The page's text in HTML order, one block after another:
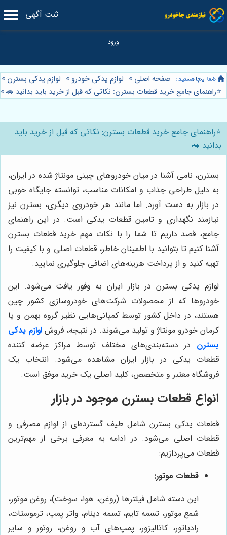
ثبت آگهی
صفحه اصلی » لوازم یدکی خودرو » لوازم یدکی بسترن »
⭐️راهنمای جامع خرید قطعات بسترن: نکاتی که قبل از خرید باید بدانید 🚗»
⭐️راهنمای جامع خرید قطعات بسترن: نکاتی که قبل از خرید باید
بدانید 🚗
بسترن، نامی آشنا در میان خودروهای چینی مونتاژ شده در ایران،
به دلیل طراحی جذاب و امکانات مناسب، توانسته جایگاه خوبی
در بازار به دست آورد. اما مانند هر خودروی دیگری، بسترن نیز
نیازمند نگهداری و تامین قطعات یدکی است. در این راهنمای
جامع، قصد داریم تا شما را با نکات مهم خرید قطعات بسترن
آشنا کنیم تا بتوانید با اطمینان خاطر، قطعات اصلی و با کیفیت را
تهیه کنید و از پرداخت هزینه‌های اضافی جلوگیری نمایید.
لوازم یدکی بسترن در بازار ایران به وفور یافت می‌شود. این
خودروها که از محصولات شرکت‌های خودروسازی کشور چین
هستند، در داخل کشور توسط کمپانی‌هایی نظیر گروه بهمن و یا
کرمان خودرو مونتاژ و تولید می‌شوند. در نتیجه، فروش لوازم یدکی
بسترن در دسته‌بندی‌های مختلف توسط مراکز عرضه کننده
قطعات یدکی در بازار ایران مشاهده می‌شود. انتخاب یک
فروشگاه معتبر و متخصص، کلید اصلی یک خرید موفق است.
انواع قطعات بسترن موجود در بازار
قطعات یدکی بسترن شامل طیف گسترده‌ای از لوازم مصرفی و
قطعات اصلی می‌شود. در ادامه به معرفی برخی از مهم‌ترین
قطعات می‌پردازیم:
قطعات موتور:
این دسته شامل فیلترها (روغن، هوا، سوخت)، روغن موتور،
شمع موتور، تسمه تایم، تسمه دینام، واتر پمپ، ترموستات،
رادیاتور، کاتالیزور، پمپ‌های آب و روغن، روتور و سایر